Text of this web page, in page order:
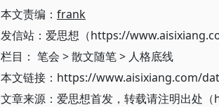
本文责编： frank
发信站：爱思想（https://
栏目： 笔会 >散文随笔> 人格底线
本文链接：https://www.aisixiang.com/
文章来源：爱思想首发，转载请注明出处